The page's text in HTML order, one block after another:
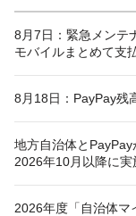
8月7日：緊急メンテ
モバイルまとめて支
8月18日：PayPay残
地方自治体とPayPay
2026年10月以降に実
2026年度「自治体マ